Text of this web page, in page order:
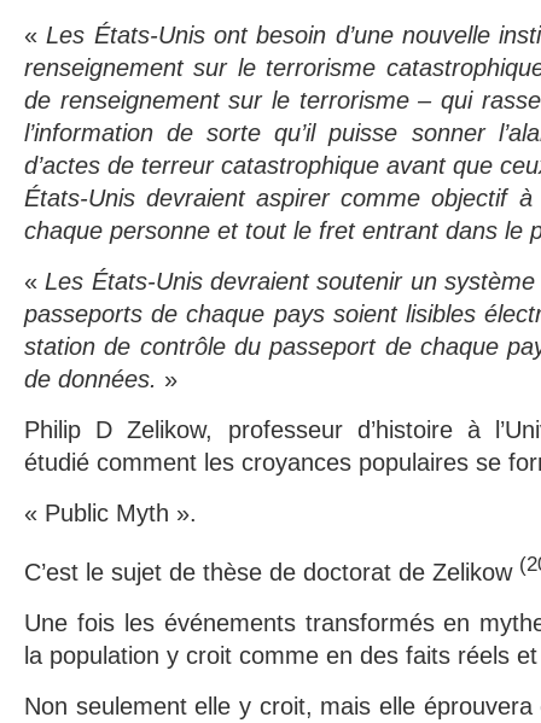
« Les États-Unis ont besoin d’une nouvelle
renseignement sur le terrorisme
de renseignement sur le terrorisme – qui
l’information de sorte qu’il puisse sonner
d’actes de terreur catastrophique avant que
États-Unis devraient aspirer comme objectif à
chaque personne et tout le fret entrant dans le
« Les États-Unis devraient soutenir un système
passeports de chaque pays soient lisibles
station de contrôle du passeport de chaque
de données. »
Philip D Zelikow, professeur d’histoire à
étudié comment les croyances populaires se
« Public Myth ».
C’est le sujet de thèse de doctorat de Zelikow
Une fois les événements transformés en
la population y croit comme en des faits réels
Non seulement elle y croit, mais elle éprouvera